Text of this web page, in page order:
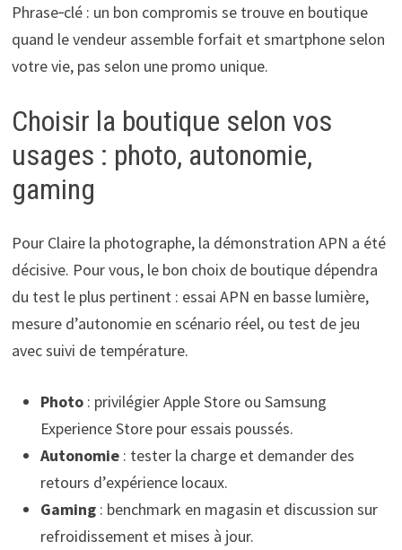
Phrase‑clé : un bon compromis se trouve en boutique
quand le vendeur assemble forfait et smartphone selon
votre vie, pas selon une promo unique.
Choisir la boutique selon vos
usages : photo, autonomie,
gaming
Pour Claire la photographe, la démonstration APN a été
décisive. Pour vous, le bon choix de boutique dépendra
du test le plus pertinent : essai APN en basse lumière,
mesure d’autonomie en scénario réel, ou test de jeu
avec suivi de température.
Photo: privilégier Apple Store ou Samsung
Experience Store pour essais poussés.
Autonomie: tester la charge et demander des
retours d’expérience locaux.
Gaming: benchmark en magasin et discussion sur
refroidissement et mises à jour.